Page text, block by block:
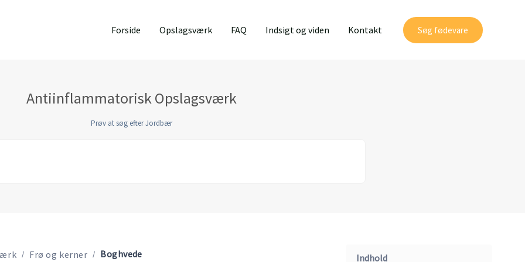
Forside Opslagsværk FAQ Indsigt og viden Kontakt Søg fødevare
Antiinflammatorisk Opslagsværk
Prøv at søg efter Jordbær
Frø og kerner Boghvede Indhold